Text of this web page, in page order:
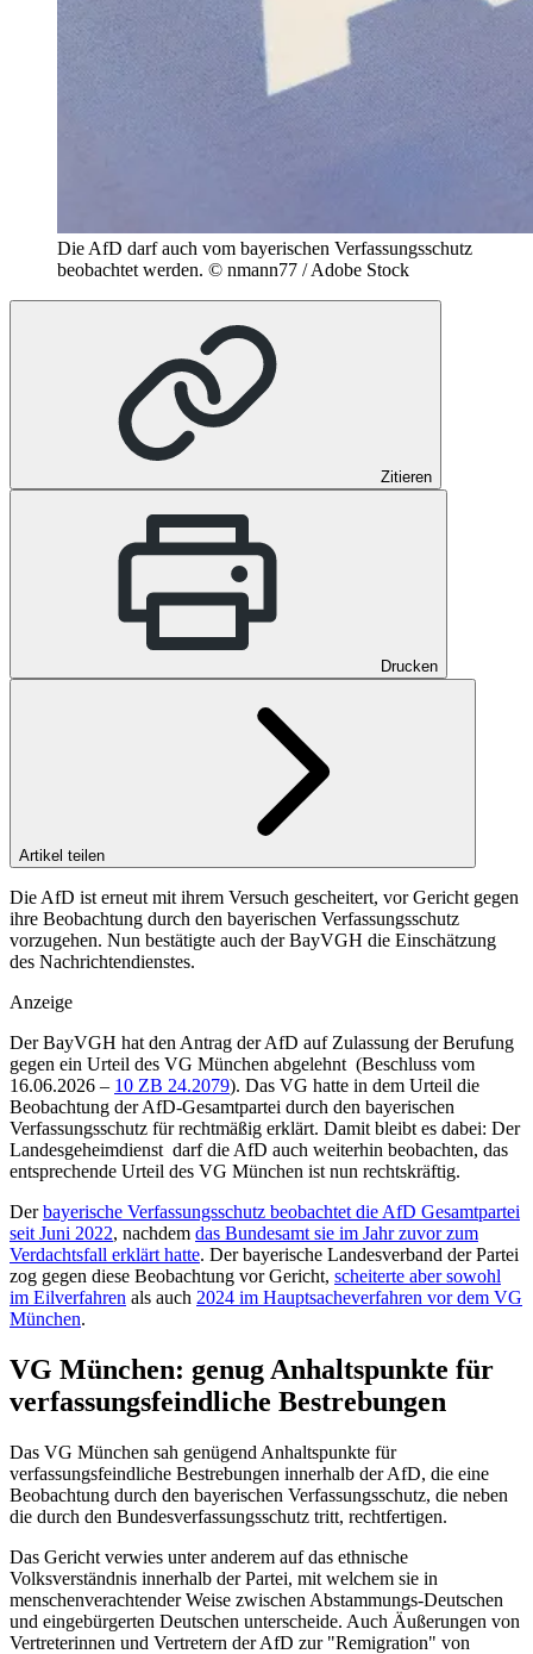
Die AfD darf auch vom bayerischen Verfassungsschutz
beobachtet werden. © nmann77 / Adobe Stock
Zitieren
Drucken
Artikel teilen
Die AfD ist erneut mit ihrem Versuch gescheitert, vor Gericht gegen
ihre Beobachtung durch den bayerischen Verfassungsschutz
vorzugehen. Nun bestätigte auch der BayVGH die Einschätzung
des Nachrichtendienstes.
Anzeige
Der BayVGH hat den Antrag der AfD auf Zulassung der Berufung
gegen ein Urteil des VG München abgelehnt (Beschluss vom
16.06.2026 – 10 ZB 24.2079). Das VG hatte in dem Urteil die
Beobachtung der AfD-Gesamtpartei durch den bayerischen
Verfassungsschutz für rechtmäßig erklärt. Damit bleibt es dabei: Der
Landesgeheimdienst darf die AfD auch weiterhin beobachten, das
entsprechende Urteil des VG München ist nun rechtskräftig.
Derbayerische Verfassungsschutz beobachtet die AfD Gesamtpartei
seit Juni 2022, nachdem das Bundesamt sie im Jahr zuvor zum
Verdachtsfall erklärt hatte. Der bayerische Landesverband der Partei
zog gegen diese Beobachtung vor Gericht, scheiterte aber sowohl
im Eilverfahren als auch 2024 im Hauptsacheverfahren vor dem VG
München.
VG München: genug Anhaltspunkte für
verfassungsfeindliche Bestrebungen
Das VG München sah genügend Anhaltspunkte für
verfassungsfeindliche Bestrebungen innerhalb der AfD, die eine
Beobachtung durch den bayerischen Verfassungsschutz, die neben
die durch den Bundesverfassungsschutz tritt, rechtfertigen.
Das Gericht verwies unter anderem auf das ethnische
Volksverständnis innerhalb der Partei, mit welchem sie in
menschenverachtender Weise zwischen Abstammungs-Deutschen
und eingebürgerten Deutschen unterscheide. Auch Äußerungen von
Vertreterinnen und Vertretern der AfD zur "Remigration" von